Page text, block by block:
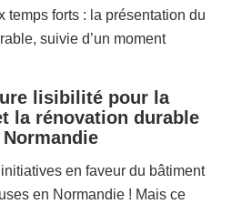
temps forts : la présentation du
suivie d’un moment
lisibilité pour la
la rénovation durable
Normandie
en faveur du bâtiment
en Normandie ! Mais ce